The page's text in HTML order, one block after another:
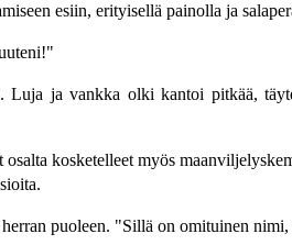
esiin, erityisellä painolla ja
Luja ja vankka olki kantoi pitkää,
kosketelleet myös
herran puoleen. "Sillä on omituinen